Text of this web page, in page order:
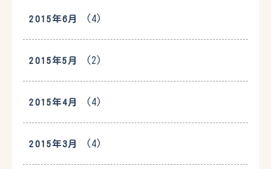
2015年6月 (4)
2015年5月 (2)
2015年4月 (4)
2015年3月 (4)